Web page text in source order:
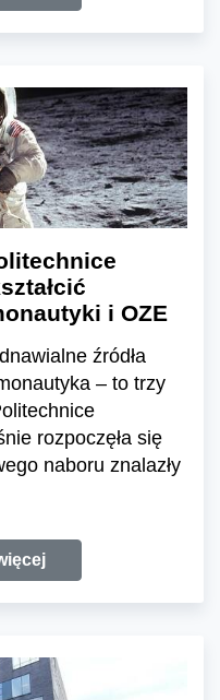
i OZE
źródła
– to trzy
rozpoczęła się
naboru znalazły